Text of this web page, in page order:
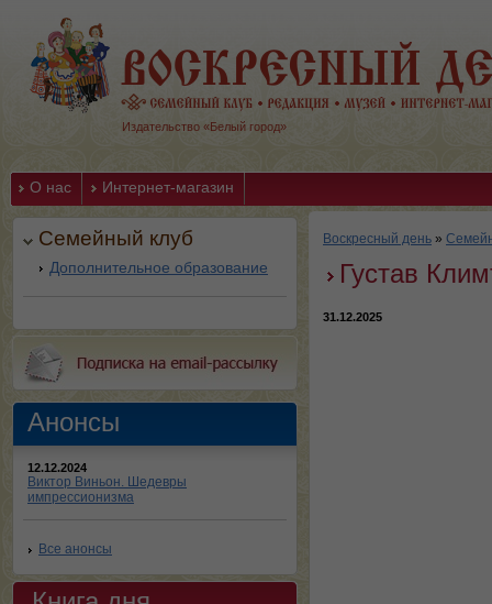
Издательство «Белый город»
О нас Интернет-магазин
Семейный клуб
Дополнительное образование
Анонсы
12.12.2024
Виктор Виньон. Шедевры
импрессионизма
Все анонсы
Воскресный день »
Густав
31.12.2025